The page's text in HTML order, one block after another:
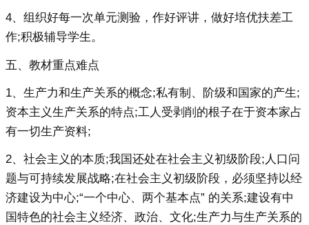
4、组织好每一次单元测验，作好评讲，做好培优扶差工
作;积极辅导学生。
五、教材重点难点
1、生产力和生产关系的概念;私有制、阶级和国家的产生;
资本主义生产关系的特点;工人受剥削的根子在于资本家占
有一切生产资料;
2、社会主义的本质;我国还处在社会主义初级阶段;人口问
题与可持续发展战略;在社会主义初级阶段，必须坚持以经
济建设为中心;“一个中心、两个基本点” 的关系;建设有中
国特色的社会主义经济、政治、文化;生产力与生产关系的